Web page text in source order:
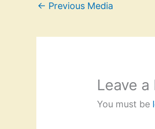
← Previous Media
Leave a
You must be